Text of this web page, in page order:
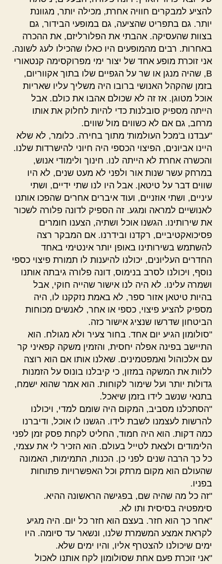
להציע למבקרים חוויה אחרת, מכילה יותר, מגוונת
יותר. גם בתפריט שהציעה, גם במופעי הבידור, גם
בצוות שהעסיקה. אהבתי את הפלורליזם, את ההכרה
באחרות. רבים מהמופעים היו כאלו שהכילו לעג לשונה.
אני זוכרת מופע אחד של יצור ימי מפרוקסימה קנטאורי
B, שהיה מנגן או שר על הגפיים שלו בתוך אקווריום,
בזמן שהקהל האנושי ברובו היה משליך עליו שאריות
אוכל מטוגן. אז זה לא שכולם אהבו את כולם. אבל
הייתה מספיק סובלנות כדי להיות לחלוק את אותו
מרחב, גם אם לא כשווים מול שווים.
"עבדנו ב'מכל העולמות' מתוך בחירה. כלומר, לא שלא
היינו אביונים, הפיצוי הכספי היה חיוני להישרדות שלנו.
והכשרה אחרת לא הייתה לנו. חינוך ולימודי אנוש,
במרחק עשר שנות אור ולפני לא מעט שנים, לא היו
שווים דבר על טיטאן. אבל היו לנו שתי ידיים, ושתי
עיניים, ושתי אוזניים, ועוד איברים אחרים שהפכו אותנו
לאנושיים למראה ומגע. זה הספיק לדונה פלורה לשכור
את שירותינו. הגשנו אוכל ושתיה, הצענו חומרים
פסיכואקטיביים, רקדנו ובידרנו. אם המבקר רצה
להשתמש בשירותינו באופן יותר אינטימי באחד
החדרים העליונים, יכולנו להיענות לו תמורת פיצוי כספי
נוסף, ויכולנו לסרב בנימוס, דונה פלורה גיבתה אותנו
ושמרה עלינו. לא היה לנו אישור שהייה חוקי, אבל
בהיות טיטאן אזור ספר, לא באמת נזקקנו לו, היה
מספיק להציע פיצוי, כספי או אחר, לאנשים מכוחות
הביטחון שדרשו שנציג אישור כזה.
"סולומון הגיע יום אחד. בחור צעיר ולא מגולח. הוא
התיישב בפינה אפלה יחסית, והזמין משקה קפאיני קר
עם אלכוהול ואמפטמינים. שאלנו אותו אם הוא רוצה
ללוות את המשקה במזון, כי קיבלנו בונוס על הזמנות
גדולות יותר ועל שימור לקוחות. הוא אמר שהוא ישמח,
בתנאי שנשב לידו בזמן שיאכל.
"הסתכלנו מסביב, המקום היה שומם למדי, ויכולנו
להרשות לעצמנו לשבת לידו. הגשנו לו אוכל, ודיברנו
כמה דקות. הוא היה חמוד, החליט לקחת פסק זמן לפני
הלימודים ולצאת לטייל בעולם. הוא הזכיר לי את עצמי,
כל כך הרבה שנים לפני כן. הכנות, התמימות, האמונה
שהעולם הוא מקום מרתק וכל האפשרויות פתוחות
בפניו.
"זה כל מה שהיה שם, בפגישה הראשונה ההיא.
סימפטיה בסיסית ותו לא.
"אחר כך הוא חזר. בעצם הוא חזר כל יום. היה מגיע
לקראת אמצע המשמרת שלנו, ונשאר עד סיומה. היו
ימים שיכולנו להצטרף אליו, והיו ימים שלא.
"אני זוכרת פעם אחת שסולומון לקח אותנו לאכול